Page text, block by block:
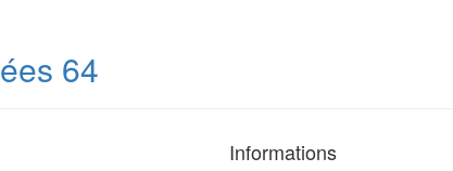
64
Informations